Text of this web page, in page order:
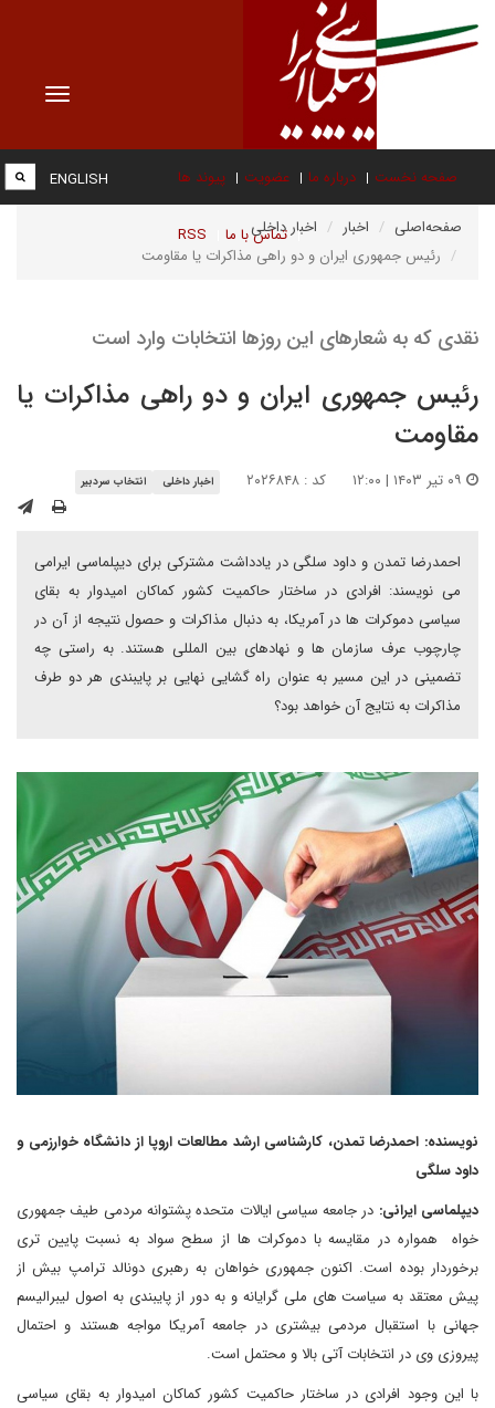
Toggle
صفحه نخست درباره ما عضویت پیوند ها
تماس با ما RSS
ENGLISH
صفحه‌اصلی اخبار
اخبار داخلی
رئیس جمهوری ایران و دو راهی مذاکرات یا مقاومت
نقدی که به شعارهای این روزها انتخابات وارد است
رئیس جمهوری ایران و دو راهی مذاکرات یا
مقاومت
کد : ۲۰۲۶۸۴۸ اخبار داخلی انتخاب سردبیر
احمدرضا تمدن و داود سلگی در یادداشت مشترکی برای دیپلماسی ایرامی
می نویسند: افرادی در ساختار حاکمیت کشور کماکان امیدوار به بقای
سیاسی دموکرات ها در آمریکا، به دنبال مذاکرات و حصول نتیجه از آن در
چارچوب عرف سازمان ها و نهادهای بین المللی هستند. به راستی چه
تضمینی در این مسیر به عنوان راه گشایی نهایی بر پایبندی هر دو طرف
مذاکرات به نتایج آن خواهد بود؟
نویسنده: احمدرضا تمدن، کارشناسی ارشد مطالعات اروپا از دانشگاه خوارزمی و
داود سلگی
دیپلماسی ایرانی: در جامعه سیاسی ایالات متحده پشتوانه مردمی طیف جمهوری
خواه همواره در مقایسه با دموکرات ها از سطح سواد به نسبت پایین تری
برخوردار بوده است. اکنون جمهوری خواهان به رهبری دونالد ترامپ بیش از
پیش معتقد به سیاست های ملی گرایانه و به دور از پایبندی به اصول لیبرالیسم
جهانی با استقبال مردمی بیشتری در جامعه آمریکا مواجه هستند و احتمال
پیروزی وی در انتخابات آتی بالا و محتمل است.
با این وجود افرادی در ساختار حاکمیت کشور کماکان امیدوار به بقای سیاسی